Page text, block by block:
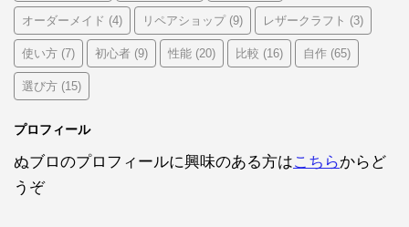
オーダーメイド (4) リペアショップ(9) レザークラフト (3)
使い方 (7) 初心者 (9) 性能 (20) 比較 (16) 自作 (65)
選び方 (15)
プロフィール
ぬブロのプロフィールに興味のある方はこちらからど
うぞ